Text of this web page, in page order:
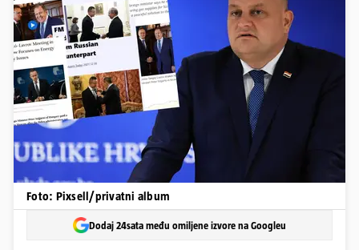
Foto: Pixsell/privatni album
Dodaj 24sata među omiljene izvore na Googleu